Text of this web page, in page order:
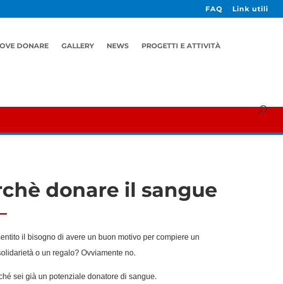
FAQ Link utili
DONARE GALLERY NEWS PROGETTI E ATTIVITÀ
donare il sangue
il bisogno di avere un buon motivo per compiere un
o un regalo? Ovviamente no.
sei già un potenziale donatore di sangue.